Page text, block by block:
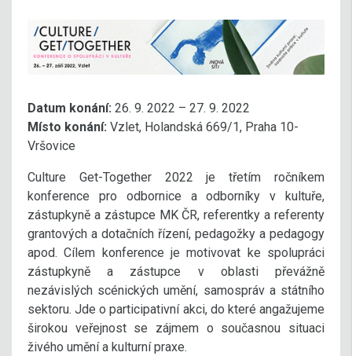
Datum konání: 26. 9. 2022 – 27. 9. 2022
Místo konání: Vzlet, Holandská 669/1, Praha 10-
Vršovice
Culture Get-Together 2022 je třetím ročníkem
konference pro odbornice a odborníky v kultuře,
zástupkyně a zástupce MK ČR, referentky a referenty
grantových a dotačních řízení, pedagožky a pedagogy
apod. Cílem konference je motivovat ke spolupráci
zástupkyně a zástupce v oblasti převážně
nezávislých scénických umění, samospráv a státního
sektoru. Jde o participativní akci, do které angažujeme
širokou veřejnost se zájmem o současnou situaci
živého umění a kulturní praxe.